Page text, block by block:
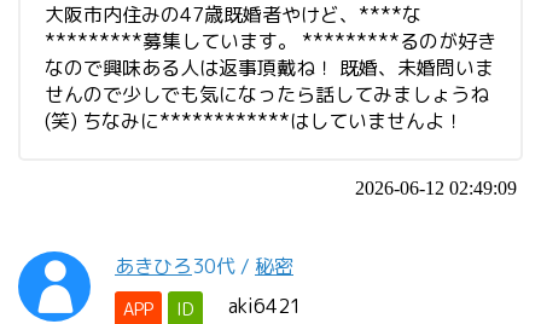
大阪市内住みの47歳既婚者やけど、****な
*********募集しています。 *********るのが好き
なので興味ある人は返事頂戴ね！ 既婚、未婚問いま
せんので少しでも気になったら話してみましょうね
(笑) ちなみに************はしていませんよ！
2026-06-12 02:49:09
あきひろ30代 / 秘密
APP ID aki6421